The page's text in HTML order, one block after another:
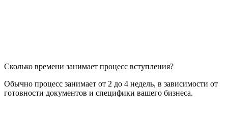
Сколько времени занимает процесс вступления?
Обычно процесс занимает от 2 до 4 недель, в зависимости от
готовности документов и специфики вашего бизнеса.